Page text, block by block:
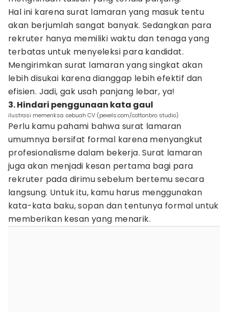
Hal ini karena surat lamaran yang masuk tentu
akan berjumlah sangat banyak. Sedangkan para
rekruter hanya memiliki waktu dan tenaga yang
terbatas untuk menyeleksi para kandidat.
Mengirimkan surat lamaran yang singkat akan
lebih disukai karena dianggap lebih efektif dan
efisien. Jadi, gak usah panjang lebar, ya!
3. Hindari penggunaan kata gaul
ilustrasi memeriksa sebuah CV (pexels.com/cottonbro studio)
Perlu kamu pahami bahwa surat lamaran
umumnya bersifat formal karena menyangkut
profesionalisme dalam bekerja. Surat lamaran
juga akan menjadi kesan pertama bagi para
rekruter pada dirimu sebelum bertemu secara
langsung. Untuk itu, kamu harus menggunakan
kata-kata baku, sopan dan tentunya formal untuk
memberikan kesan yang menarik.